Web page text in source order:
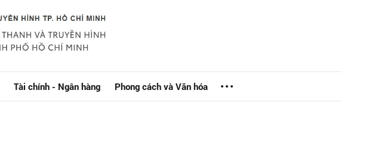
Tài chính - Ngân hàng Phong cách và Văn hóa